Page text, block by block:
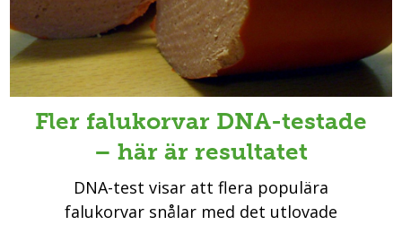
Fler falukorvar DNA-testade
– här är resultatet
DNA-test visar att flera populära
falukorvar snålar med det utlovade